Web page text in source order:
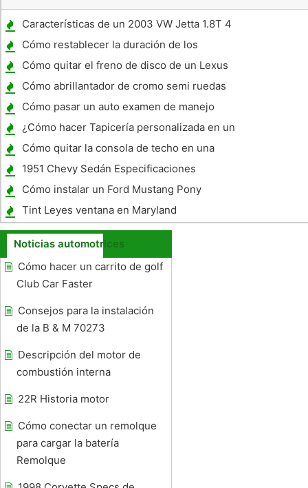
Características de un 2003 VW Jetta 1.8T 4
Ejecutivo
Cómo restablecer la duración de los
mensajes para el servicio regular en un
Volvo XC90
Cómo quitar el freno de disco de un Lexus
ES 3000 modelo 2001
Cómo abrillantador de cromo semi ruedas
de camiones con Rouge Pulido Compuesto
Cómo pasar un auto examen de manejo
¿Cómo hacer Tapicería personalizada en un
apoyabrazos
Cómo quitar la consola de techo en una
excursión
1951 Chevy Sedán Especificaciones
Distancia entre ejes
Cómo instalar un Ford Mustang Pony
Emblem
Tint Leyes ventana en Maryland
Noticias automotrices
Cómo hacer un carrito de golf
Club Car Faster
Consejos para la instalación
de la B & M 70273
Descripción del motor de
combustión interna
22R Historia motor
Cómo conectar un remolque
para cargar la batería
Remolque